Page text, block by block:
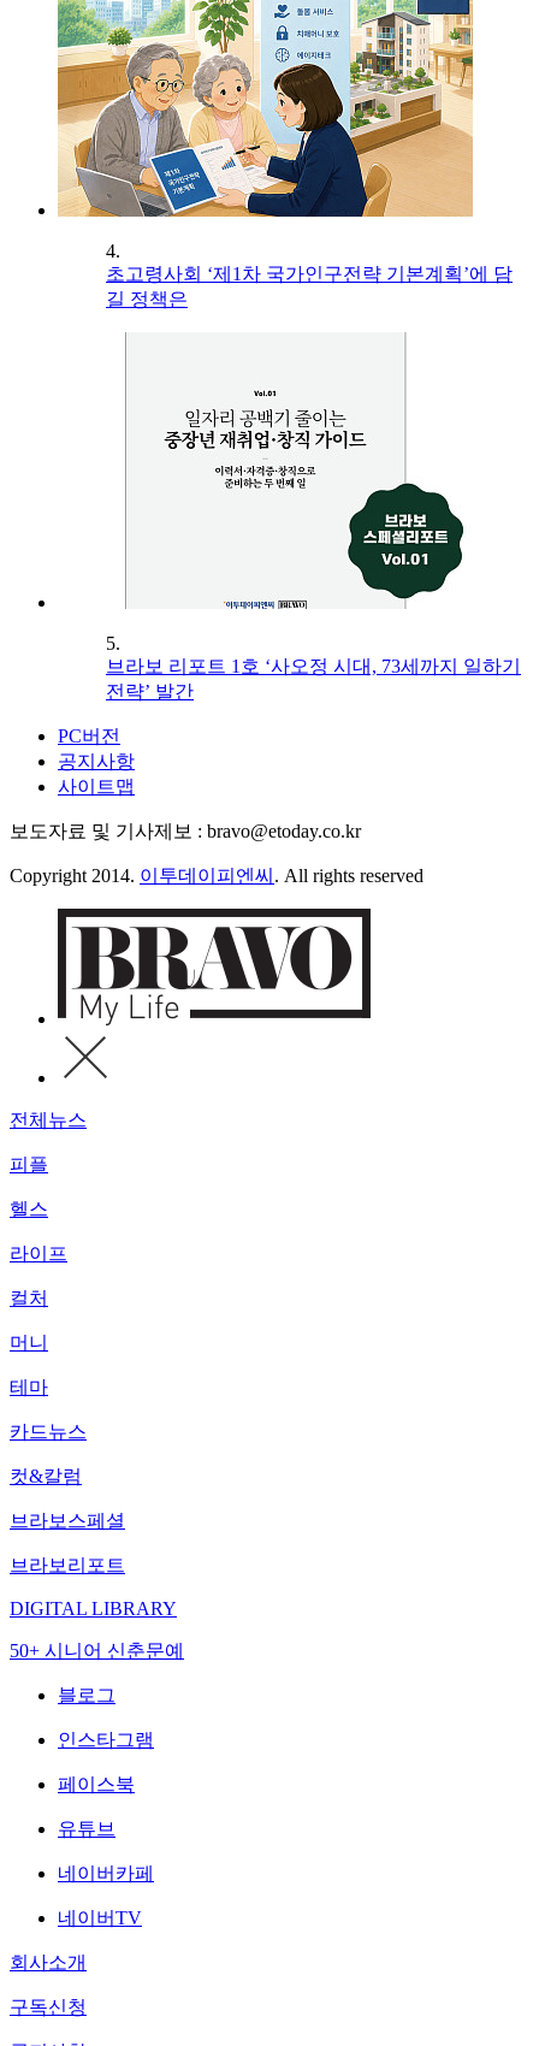
4.
초고령사회 ‘제1차 국가인구전략 기본계획’에 담
길 정책은
5.
브라보 리포트 1호 ‘사오정 시대, 73세까지 일하기
전략’ 발간
PC버전
공지사항
사이트맵
보도자료 및 기사제보 : bravo@etoday.co.kr
Copyright 2014. 이투데이피엔씨 . All rights reserved
전체뉴스
피플
헬스
라이프
컬처
머니
테마
카드뉴스
컷&칼럼
브라보스페셜
브라보리포트
DIGITAL LIBRARY
50+ 시니어 신춘문예
블로그
인스타그램
페이스북
유튜브
네이버카페
네이버TV
회사소개
구독신청